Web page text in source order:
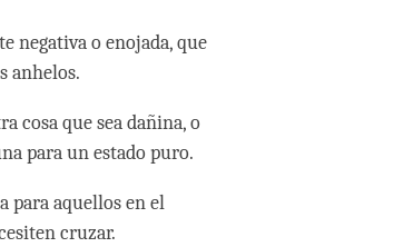
negativa o enojada, que
anhelos.
cosa que sea dañina, o
para un estado puro.
para aquellos en el
cruzar.